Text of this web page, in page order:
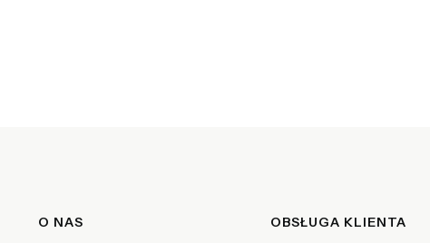
Linki w stopce
O NAS OBSŁUGA KLIENTA